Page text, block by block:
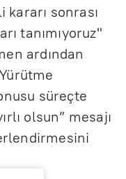
sonrası
tanımıyoruz"
ardından
süreçte
olsun” mesajı